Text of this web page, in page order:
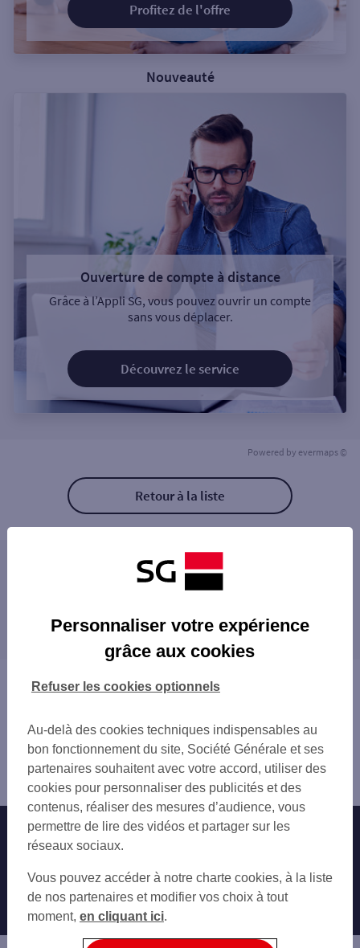
Profitez de l'offre
Nouveauté
Ouverture de compte à distance
Grâce à l’Appli SG, vous pouvez ouvrir un compte
sans vous déplacer.
Découvrez le service
Powered by evermaps ©
Retour à la liste
Les distributeurs/automates à proximité
ELS LE CANNET
LE CANNET ROCHEVILLE
CANNES 87 RUE FELIX FAURE
SO CANNES
CANNES 50 CROIS
SHELL BREGUIERE
TOTAL LA COTE D'AZUR
VALLAURIS 1 AV DU TAPIS VERT
CANNES BOCCA TONNER
CANNES 10 RUE MONSEIGNEUR JEANCARD
MOUGINS
VALLAURIS 24 AV DE LA GARE
MOUGINS PL DU MARCHE NEUF
LA ROQUETTE SUR SIAGNE
proximité
MOUGINS
MOUANS-SARTOUX
VALBONNE
ANTIBES
BIOT
GRASSE
VILLENEUVE-LOUBET
CAGNES-SUR-MER
SAINT-LAURENT-DU-VAR
VENCE
SAINT-RAPHAËL
Vous êtes ici : Accueil
le Cannet
Distributeur/automate LE CANNET 1 BD PAUL DOUMER
Nos engagements Nous contacter
Autres sites SG
Professionnels
Entreprises
Personnaliser votre expérience
grâce aux cookies
Au-delà des cookies techniques indispensables au
bon fonctionnement du site, Société Générale et ses
partenaires souhaitent avec votre accord, utiliser des
cookies pour personnaliser des publicités et des
contenus, réaliser des mesures d’audience, vous
permettre de lire des vidéos et partager sur les
réseaux sociaux.
Vous pouvez accéder à notre charte cookies, à la liste
de nos partenaires et modifier vos choix à tout
moment, en cliquant ici.
Refuser les cookies optionnels